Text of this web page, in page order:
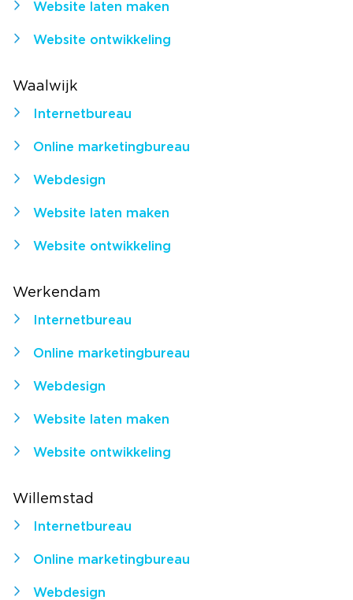
Website laten maken
Website ontwikkeling
Waalwijk
Internetbureau
Online marketingbureau
Webdesign
Website laten maken
Website ontwikkeling
Werkendam
Internetbureau
Online marketingbureau
Webdesign
Website laten maken
Website ontwikkeling
Willemstad
Internetbureau
Online marketingbureau
Webdesign